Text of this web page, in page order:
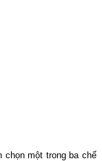
một trong ba chế